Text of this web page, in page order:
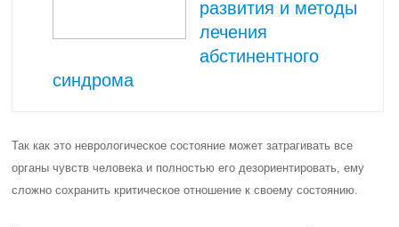
развития и методы
лечения
абстинентного
синдрома
Так как это неврологическое состояние может затрагивать все
органы чувств человека и полностью его дезориентировать, ему
сложно сохранить критическое отношение к своему состоянию.